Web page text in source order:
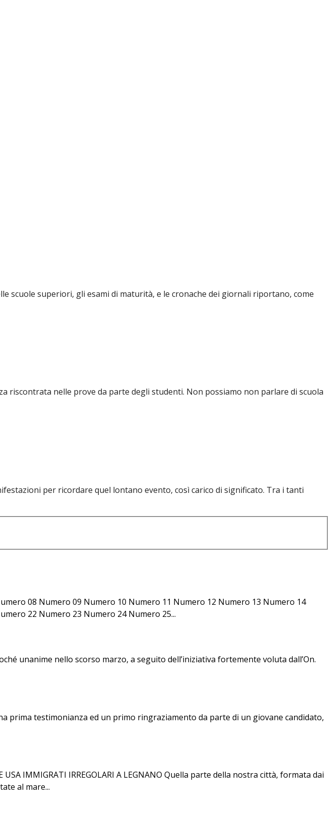
scuole superiori, gli esami di maturità, e le cronache dei giornali riportano, come
riscontrata nelle prove da parte degli studenti. Non possiamo non parlare di scuola
per ricordare quel lontano evento, così carico di significato. Tra i tanti
08 Numero 09 Numero 10 Numero 11 Numero 12 Numero 13 Numero 14
22 Numero 23 Numero 24 Numero 25...
unanime nello scorso marzo, a seguito dell’iniziativa fortemente voluta dall’On.
prima testimonianza ed un primo ringraziamento da parte di un giovane candidato,
USA IMMIGRATI IRREGOLARI A LEGNANO Quella parte della nostra città, formata dai
al mare...